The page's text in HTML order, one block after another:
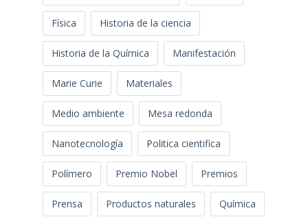
Física Historia de la ciencia
Historia de la Química Manifestación
Marie Curie Materiales
Medio ambiente Mesa redonda
Nanotecnología Politica cientifica
Polímero Premio Nobel Premios
Prensa Productos naturales Química